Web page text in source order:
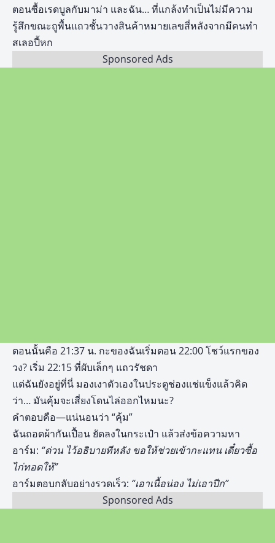
ตอนซื้อเรดบูลกับมาม่า และฉัน… ที่แกล้งทำเป็นไม่มีความ
รู้สึกขณะถูพื้นแถวชั้นวางสินค้าหมายเลขสี่หลังจากมีคนทำ
สเลอปี้หก
Sponsored Ads
ตอนนั้นคือ 21:37 น. กะของฉันเริ่มตอน 22:00 โชว์แรกของ
วง? เริ่ม 22:15 ที่ผับเล็กๆ แถวรัชดา
แต่ฉันยังอยู่ที่นี่ มองเงาตัวเองในประตูช่องแช่แข็งแล้วคิด
ว่า… มันคุ้มจะเสี่ยงโดนไล่ออกไหมนะ?
คำตอบคือ—แน่นอนว่า “คุ้ม”
ฉันถอดผ้ากันเปื้อน ยัดลงในกระเป๋า แล้วส่งข้อความหา
อาร์ม: “ด่วน ไว้อธิบายทีหลัง ขอให้ช่วยเข้ากะแทน เดี๋ยวซื้อ
ไก่ทอดให้”
อาร์มตอบกลับอย่างรวดเร็ว: “เอาเนื้อน่อง ไม่เอาปีก”
Sponsored Ads